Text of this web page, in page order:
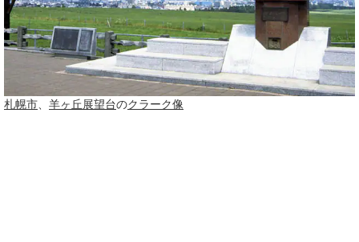
札幌市 羊ヶ丘展望台のクラーク像